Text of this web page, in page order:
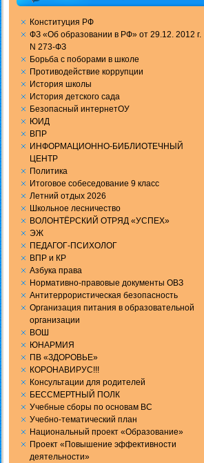
Конституция РФ
ФЗ «Об образовании в РФ» от 29.12. 2012 г.
N 273-ФЗ
Борьба с поборами в школе
Противодействие коррупции
История школы
История детского сада
Безопасный интернетОУ
ЮИД
ВПР
ИНФОРМАЦИОННО-БИБЛИОТЕЧНЫЙ
ЦЕНТР
Политика
Итоговое собеседование 9 класс
Летний отдых 2026
Школьное лесничество
ВОЛОНТЁРСКИЙ ОТРЯД «УСПЕХ»
ЭЖ
ПЕДАГОГ-ПСИХОЛОГ
ВПР и КР
Aзбука права
Нормативно-правовые документы ОВЗ
Антитеррористическая безопасность
Организация питания в образовательной
организации
ВОШ
ЮНАРМИЯ
ПВ «ЗДОРОВЬЕ»
КОРОНАВИРУС!!!
Консультации для родителей
БЕССМЕРТНЫЙ ПОЛК
Учебные сборы по основам ВС
Учебно-тематический план
Национальный проект «Образование»
Проект «Повышение эффективности
деятельности»